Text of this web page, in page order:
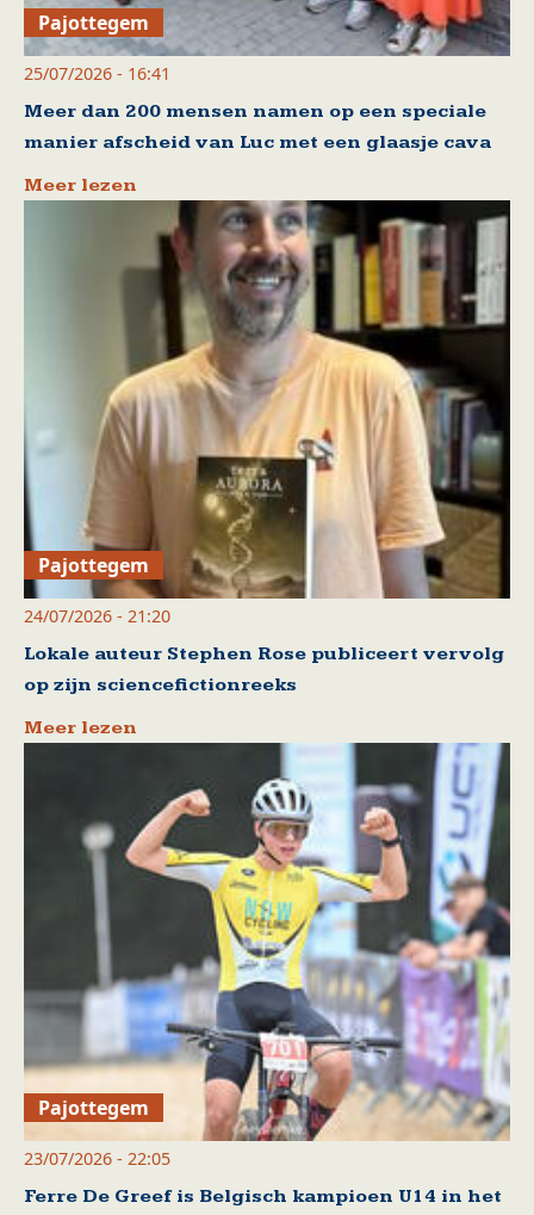
Pajottegem
25/07/2026 - 16:41
Meer dan 200 mensen namen op een speciale
manier afscheid van Luc met een glaasje cava
Meer lezen
Pajottegem
24/07/2026 - 21:20
Lokale auteur Stephen Rose publiceert vervolg
op zijn sciencefictionreeks
Meer lezen
Pajottegem
23/07/2026 - 22:05
Ferre De Greef is Belgisch kampioen U14 in het